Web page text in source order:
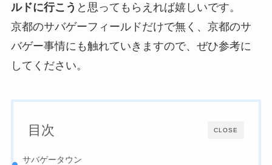
ルドに行こう と思ってもらえれば嬉しいです。
京都のサバゲーフィールドだけで無く、京都のサ
バゲー事情にも触れていきますので、ぜひ参考に
してください。
CLOSE
目次
サバゲータウン